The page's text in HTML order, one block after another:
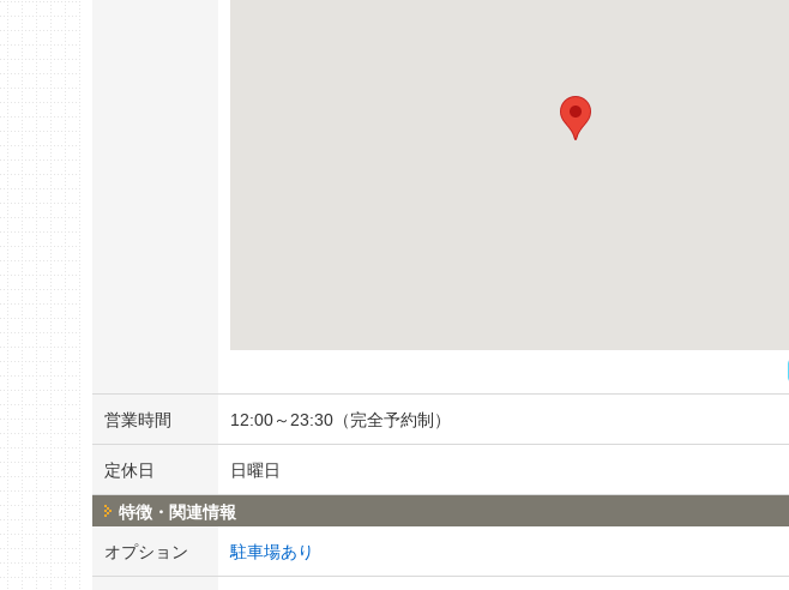
営業時間 12:00～23:30（完全予約制）
定休日 日曜日
特徴・関連情報
オプション 駐車場あり